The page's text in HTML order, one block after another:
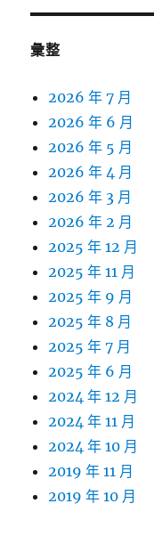
彙整
2026 年 7 月
2026 年 6 月
2026 年 5 月
2026 年 4 月
2026 年 3 月
2026 年 2 月
2025 年 12 月
2025 年 11 月
2025 年 9 月
2025 年 8 月
2025 年 7 月
2025 年 6 月
2024 年 12 月
2024 年 11 月
2024 年 10 月
2019 年 11 月
2019 年 10 月